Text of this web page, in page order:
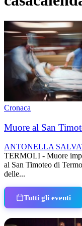
Cronaca
Muore al San
ANTONELLA
TERMOLI - Muore
al San Timoteo di
delle...
Tutti gli eventi